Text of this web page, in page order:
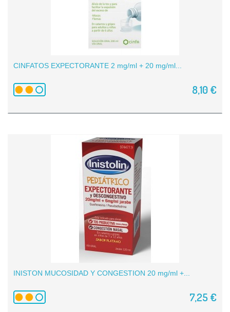
CINFATOS EXPECTORANTE 2 mg/ml + 20 mg/ml...
8,10 €
INISTON MUCOSIDAD Y CONGESTION 20 mg/ml +...
7,25 €